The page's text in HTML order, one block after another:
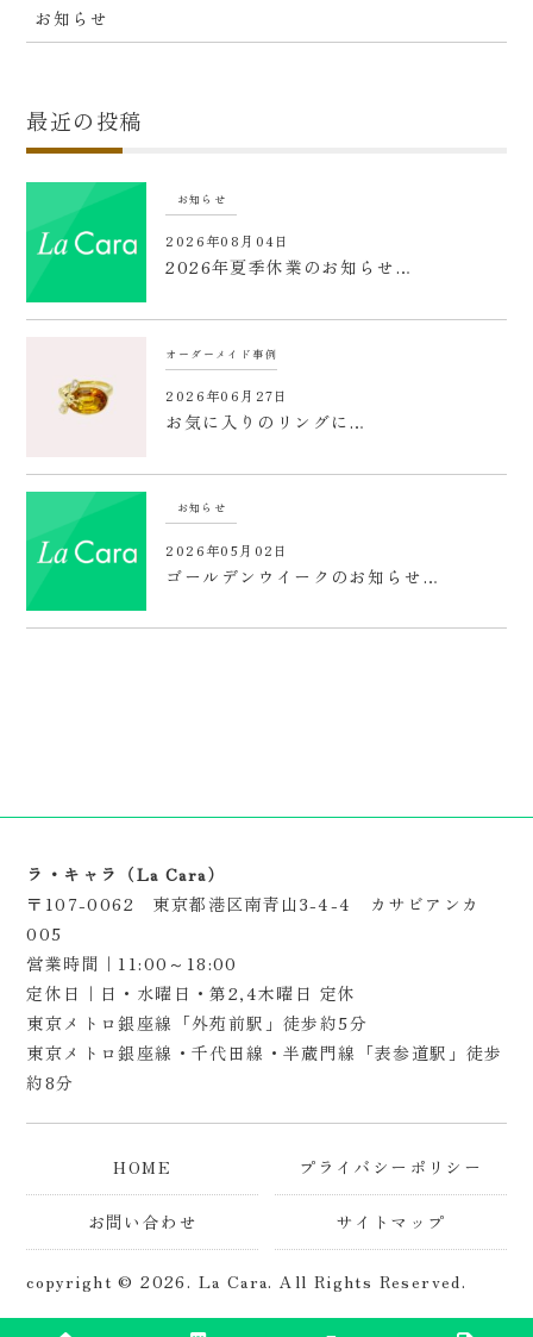
お知らせ
最近の投稿
お知らせ
2026年08月04日
2026年夏季休業のお知らせ…
オーダーメイド事例
2026年06月27日
お気に入りのリングに…
お知らせ
2026年05月02日
ゴールデンウイークのお知らせ…
ラ・キャラ（La Cara）
〒107-0062 東京都港区南青山3-4-4 カサビアンカ
005
営業時間｜11:00～18:00
定休日｜日・水曜日・第2,4木曜日 定休
東京メトロ銀座線「外苑前駅」徒歩約5分
東京メトロ銀座線・千代田線・半蔵門線「表参道駅」徒歩
約8分
HOME
お問い合わせ
プライバシーポリシー
サイトマップ
copyright © 2026. La Cara.All Rights Reserved.